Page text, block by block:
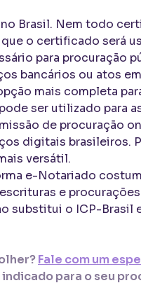
Brasil. Nem todo
o certificado será
para procuração
bancários ou atos
mais completa
ser utilizado para
de procuração
digitais brasileiros.
versátil.
e-Notariado
e
substitui o ICP-Brasil
Fale com um
para o seu